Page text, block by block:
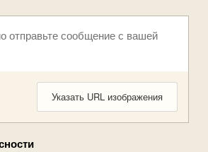
отправьте сообщение с вашей
Указать URL изображения